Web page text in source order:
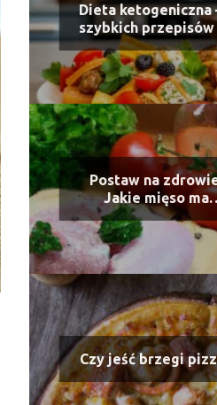
Dieta ketogeniczna
szybkich przepisów
obiady
Postaw na
Jakie mięso ma
najmniej chemii?
Czy jeść brzegi